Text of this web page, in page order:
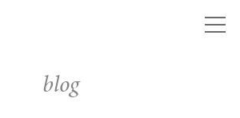
blog